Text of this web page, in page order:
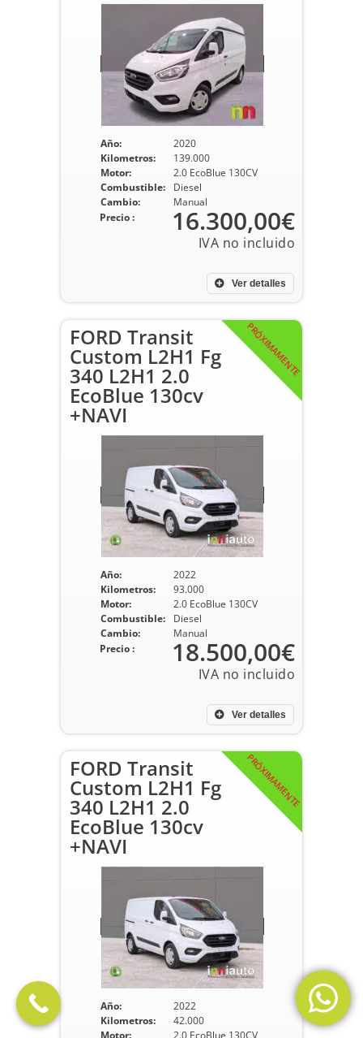
Año:
2020
Kilometros:
139.000
Motor:
2.0 EcoBlue 130CV
Combustible:
Diesel
Cambio:
Manual
Ver detalles
Precio : 16.300,00€
PRÓXIMAMENTE
FORD Transit
Custom L2H1 Fg
340 L2H1 2.0
EcoBlue 130cv
+NAVI
Año:
2022
Kilometros:
93.000
Motor:
2.0 EcoBlue 130CV
Combustible:
Diesel
Cambio:
Manual
Ver detalles
Precio : 18.500,00€
PRÓXIMAMENTE
FORD Transit
Custom L2H1 Fg
340 L2H1 2.0
EcoBlue 130cv
+NAVI
Año:
2022
Kilometros:
42.000
Motor:
2.0 EcoBlue 130CV